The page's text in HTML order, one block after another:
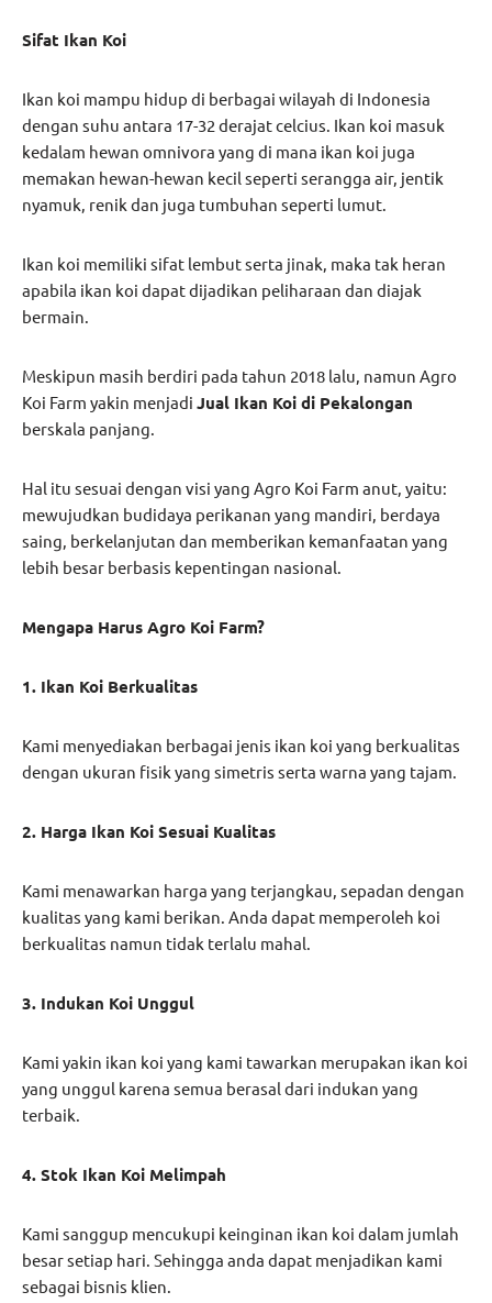
Sifat Ikan Koi
Ikan koi mampu hidup di berbagai wilayah di Indonesia
dengan suhu antara 17-32 derajat celcius. Ikan koi masuk
kedalam hewan omnivora yang di mana ikan koi juga
memakan hewan-hewan kecil seperti serangga air, jentik
nyamuk, renik dan juga tumbuhan seperti lumut.
Ikan koi memiliki sifat lembut serta jinak, maka tak heran
apabila ikan koi dapat dijadikan peliharaan dan diajak
bermain.
Meskipun masih berdiri pada tahun 2018 lalu, namun Agro
Koi Farm yakin menjadi Jual Ikan Koi di Pekalongan
berskala panjang.
Hal itu sesuai dengan visi yang Agro Koi Farm anut, yaitu:
mewujudkan budidaya perikanan yang mandiri, berdaya
saing, berkelanjutan dan memberikan kemanfaatan yang
lebih besar berbasis kepentingan nasional.
Mengapa Harus Agro Koi Farm?
1. Ikan Koi Berkualitas
Kami menyediakan berbagai jenis ikan koi yang berkualitas
dengan ukuran fisik yang simetris serta warna yang tajam.
2. Harga Ikan Koi Sesuai Kualitas
Kami menawarkan harga yang terjangkau, sepadan dengan
kualitas yang kami berikan. Anda dapat memperoleh koi
berkualitas namun tidak terlalu mahal.
3. Indukan Koi Unggul
Kami yakin ikan koi yang kami tawarkan merupakan ikan koi
yang unggul karena semua berasal dari indukan yang
terbaik.
4. Stok Ikan Koi Melimpah
Kami sanggup mencukupi keinginan ikan koi dalam jumlah
besar setiap hari. Sehingga anda dapat menjadikan kami
sebagai bisnis klien.